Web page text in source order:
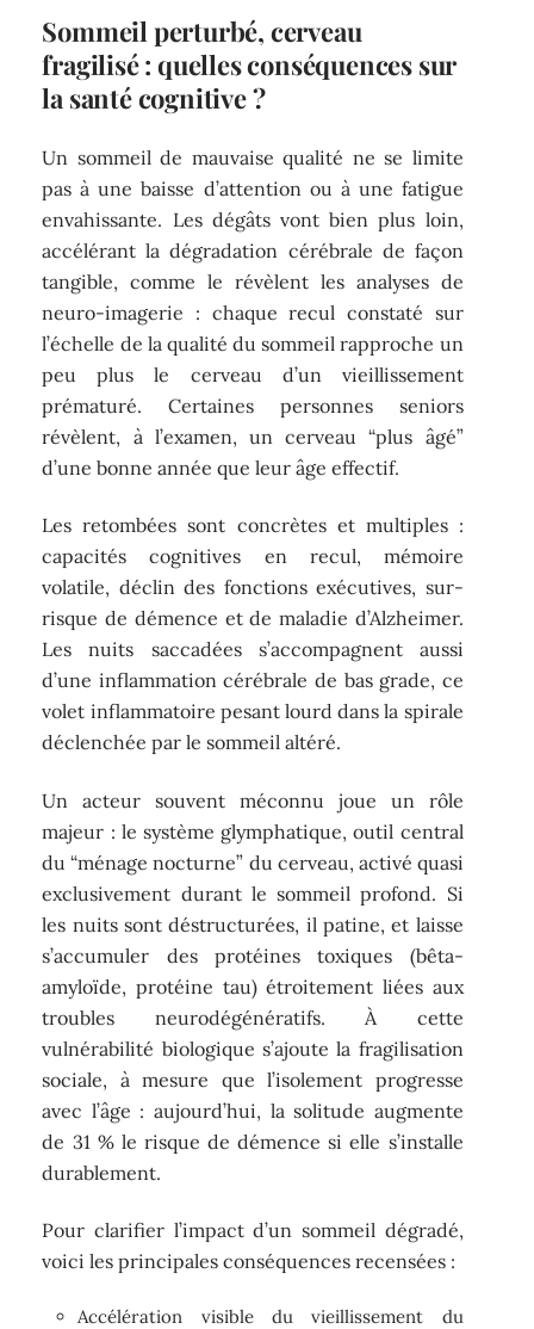
Sommeil perturbé, cerveau
fragilisé : quelles conséquences sur
la santé cognitive ?
Un sommeil de mauvaise qualité ne se limite
pas à une baisse d’attention ou à une fatigue
envahissante. Les dégâts vont bien plus loin,
accélérant la dégradation cérébrale de façon
tangible, comme le révèlent les analyses de
neuro-imagerie : chaque recul constaté sur
l’échelle de la qualité du sommeil rapproche un
peu plus le cerveau d’un vieillissement
prématuré. Certaines personnes seniors
révèlent, à l’examen, un cerveau “plus âgé”
d’une bonne année que leur âge effectif.
Les retombées sont concrètes et multiples :
capacités cognitives en recul, mémoire
volatile, déclin des fonctions exécutives, sur-
risque de démence et de maladie d’Alzheimer.
Les nuits saccadées s’accompagnent aussi
d’une inflammation cérébrale de bas grade, ce
volet inflammatoire pesant lourd dans la spirale
déclenchée par le sommeil altéré.
Un acteur souvent méconnu joue un rôle
majeur : le système glymphatique, outil central
du “ménage nocturne” du cerveau, activé quasi
exclusivement durant le sommeil profond. Si
les nuits sont déstructurées, il patine, et laisse
s’accumuler des protéines toxiques (bêta-
amyloïde, protéine tau) étroitement liées aux
troubles neurodégénératifs. À cette
vulnérabilité biologique s’ajoute la fragilisation
sociale, à mesure que l’isolement progresse
avec l’âge : aujourd’hui, la solitude augmente
de 31 % le risque de démence si elle s’installe
durablement.
Pour clarifier l’impact d’un sommeil dégradé,
voici les principales conséquences recensées :
Accélération visible du vieillissement du